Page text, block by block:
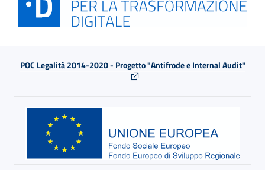
POC Legalità 2014-2020 - Progetto "Antifrode e Internal Audit"